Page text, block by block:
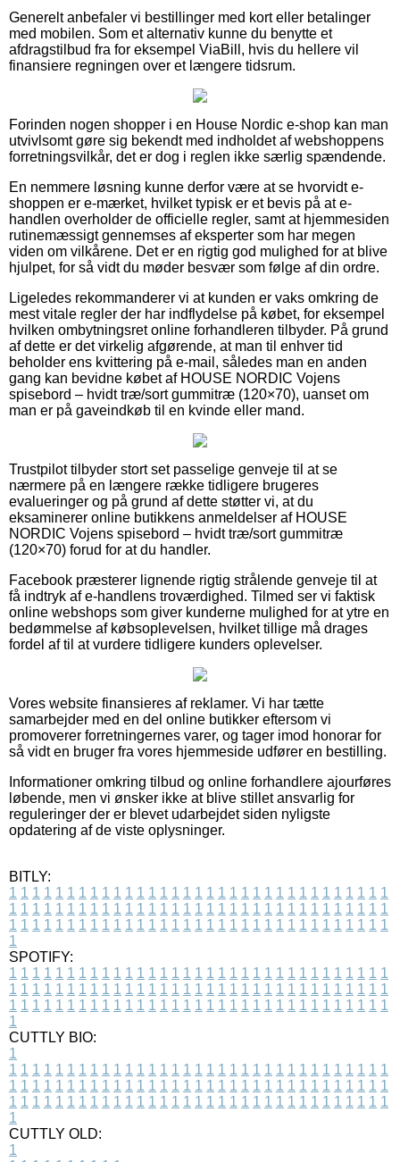
Generelt anbefaler vi bestillinger med kort eller betalinger
med mobilen. Som et alternativ kunne du benytte et
afdragstilbud fra for eksempel ViaBill, hvis du hellere vil
finansiere regningen over et længere tidsrum.
Forinden nogen shopper i en House Nordic e-shop kan man
utvivlsomt gøre sig bekendt med indholdet af webshoppens
forretningsvilkår, det er dog i reglen ikke særlig spændende.
En nemmere løsning kunne derfor være at se hvorvidt e-
shoppen er e-mærket, hvilket typisk er et bevis på at e-
handlen overholder de officielle regler, samt at hjemmesiden
rutinemæssigt gennemses af eksperter som har megen
viden om vilkårene. Det er en rigtig god mulighed for at blive
hjulpet, for så vidt du møder besvær som følge af din ordre.
Ligeledes rekommanderer vi at kunden er vaks omkring de
mest vitale regler der har indflydelse på købet, for eksempel
hvilken ombytningsret online forhandleren tilbyder. På grund
af dette er det virkelig afgørende, at man til enhver tid
beholder ens kvittering på e-mail, således man en anden
gang kan bevidne købet af HOUSE NORDIC Vojens
spisebord – hvidt træ/sort gummitræ (120×70), uanset om
man er på gaveindkøb til en kvinde eller mand.
Trustpilot tilbyder stort set passelige genveje til at se
nærmere på en længere række tidligere brugeres
evalueringer og på grund af dette støtter vi, at du
eksaminerer online butikkens anmeldelser af HOUSE
NORDIC Vojens spisebord – hvidt træ/sort gummitræ
(120×70) forud for at du handler.
Facebook præsterer lignende rigtig strålende genveje til at
få indtryk af e-handlens troværdighed. Tilmed ser vi faktisk
online webshops som giver kunderne mulighed for at ytre en
bedømmelse af købsoplevelsen, hvilket tillige må drages
fordel af til at vurdere tidligere kunders oplevelser.
Vores website finansieres af reklamer. Vi har tætte
samarbejder med en del online butikker eftersom vi
promoverer forretningernes varer, og tager imod honorar for
så vidt en bruger fra vores hjemmeside udfører en bestilling.
Informationer omkring tilbud og online forhandlere ajourføres
løbende, men vi ønsker ikke at blive stillet ansvarlig for
reguleringer der er blevet udarbejdet siden nyligste
opdatering af de viste oplysninger.
BITLY:
1 1 1 1 1 1 1 1 1 1 1 1 1 1 1 1 1 1 1 1 1 1 1 1 1 1 1 1 1 1 1 1 1
1 1 1 1 1 1 1 1 1 1 1 1 1 1 1 1 1 1 1 1 1 1 1 1 1 1 1 1 1 1 1 1 1
1 1 1 1 1 1 1 1 1 1 1 1 1 1 1 1 1 1 1 1 1 1 1 1 1 1 1 1 1 1 1 1 1
1
SPOTIFY:
1 1 1 1 1 1 1 1 1 1 1 1 1 1 1 1 1 1 1 1 1 1 1 1 1 1 1 1 1 1 1 1 1
1 1 1 1 1 1 1 1 1 1 1 1 1 1 1 1 1 1 1 1 1 1 1 1 1 1 1 1 1 1 1 1 1
1 1 1 1 1 1 1 1 1 1 1 1 1 1 1 1 1 1 1 1 1 1 1 1 1 1 1 1 1 1 1 1 1
1
CUTTLY BIO:
1
1 1 1 1 1 1 1 1 1 1 1 1 1 1 1 1 1 1 1 1 1 1 1 1 1 1 1 1 1 1 1 1 1
1 1 1 1 1 1 1 1 1 1 1 1 1 1 1 1 1 1 1 1 1 1 1 1 1 1 1 1 1 1 1 1 1
1 1 1 1 1 1 1 1 1 1 1 1 1 1 1 1 1 1 1 1 1 1 1 1 1 1 1 1 1 1 1 1 1
1
CUTTLY OLD:
1